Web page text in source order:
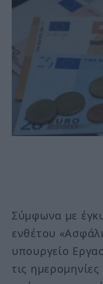
Σύμφωνα με
ενθέτου
υπουργείο
τις